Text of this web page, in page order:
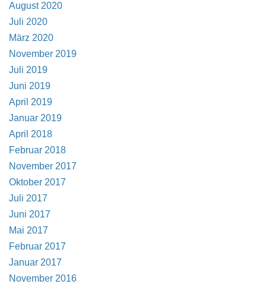
August 2020
Juli 2020
März 2020
November 2019
Juli 2019
Juni 2019
April 2019
Januar 2019
April 2018
Februar 2018
November 2017
Oktober 2017
Juli 2017
Juni 2017
Mai 2017
Februar 2017
Januar 2017
November 2016